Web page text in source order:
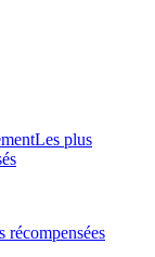
Les plus
récompensées